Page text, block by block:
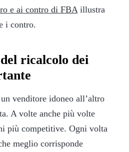
e ai contro di FBA illustra
i contro.
ricalcolo dei
venditore idoneo all’altro
A volte anche più volte
più competitive. Ogni volta
meglio corrisponde